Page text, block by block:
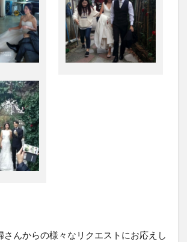
さんからの様々なリクエストにお応えし